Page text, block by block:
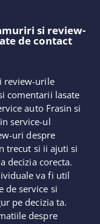
si review-
de contact
review-urile
comentarii lasate
auto Frasin si
service-ul
uri despre
trecut si ii ajuti si
decizia corecta.
va fi util
de service si
pe decizia ta.
despre